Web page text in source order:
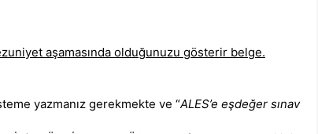
aşamasında olduğunuzu gösterir belge.
yazmanız gerekmekte ve “ALES’e eşdeğer sınav